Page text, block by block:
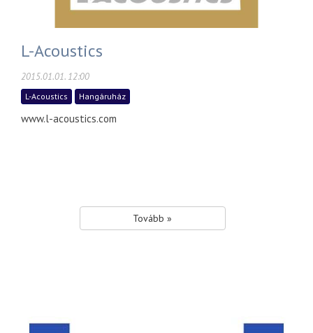
L-Acoustics
2015.01.01. 12:00
L-Acoustics Hangáruház
www.l-acoustics.com
Tovább »